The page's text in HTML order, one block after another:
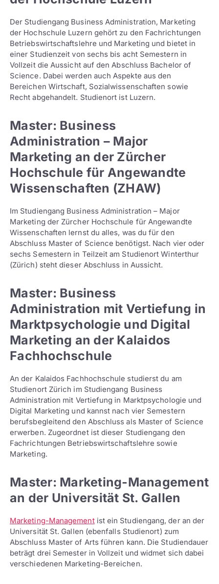
Der Studiengang Business Administration, Marketing
der Hochschule Luzern gehört zu den Fachrichtungen
Betriebswirtschaftslehre und Marketing und bietet in
einer Studienzeit von sechs bis acht Semestern in
Vollzeit die Aussicht auf den Abschluss Bachelor of
Science. Dabei werden auch Aspekte aus den
Bereichen Wirtschaft, Sozialwissenschaften sowie
Recht abgehandelt. Studienort ist Luzern.
Master: Business
Administration – Major
Marketing an der Zürcher
Hochschule für Angewandte
Wissenschaften (ZHAW)
Im Studiengang Business Administration – Major
Marketing der Zürcher Hochschule für Angewandte
Wissenschaften lernst du alles, was du für den
Abschluss Master of Science benötigst. Nach vier oder
sechs Semestern in Teilzeit am Studienort Winterthur
(Zürich) steht dieser Abschluss in Aussicht.
Master: Business
Administration mit Vertiefung in
Marktpsychologie und Digital
Marketing an der Kalaidos
Fachhochschule
An der Kalaidos Fachhochschule studierst du am
Studienort Zürich im Studiengang Business
Administration mit Vertiefung in Marktpsychologie und
Digital Marketing und kannst nach vier Semestern
berufsbegleitend den Abschluss als Master of Science
erwerben. Zugeordnet ist dieser Studiengang den
Fachrichtungen Betriebswirtschaftslehre sowie
Marketing.
Master: Marketing-Management
an der Universität St. Gallen
Marketing-Managementist ein Studiengang, der an der
Universität St. Gallen (ebenfalls Studienort) zum
Abschluss Master of Arts führen kann. Die Studiendauer
beträgt drei Semester in Vollzeit und widmet sich dabei
verschiedenen Marketing-Bereichen.